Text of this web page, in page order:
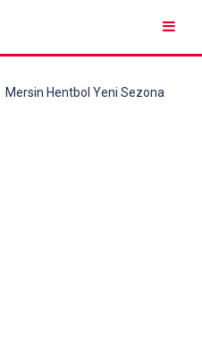
Mersin Hentbol Yeni Sezona